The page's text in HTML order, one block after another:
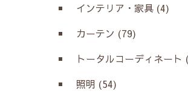
インテリア・家具 (4)
カーテン (79)
トータルコーディネート
照明 (54)